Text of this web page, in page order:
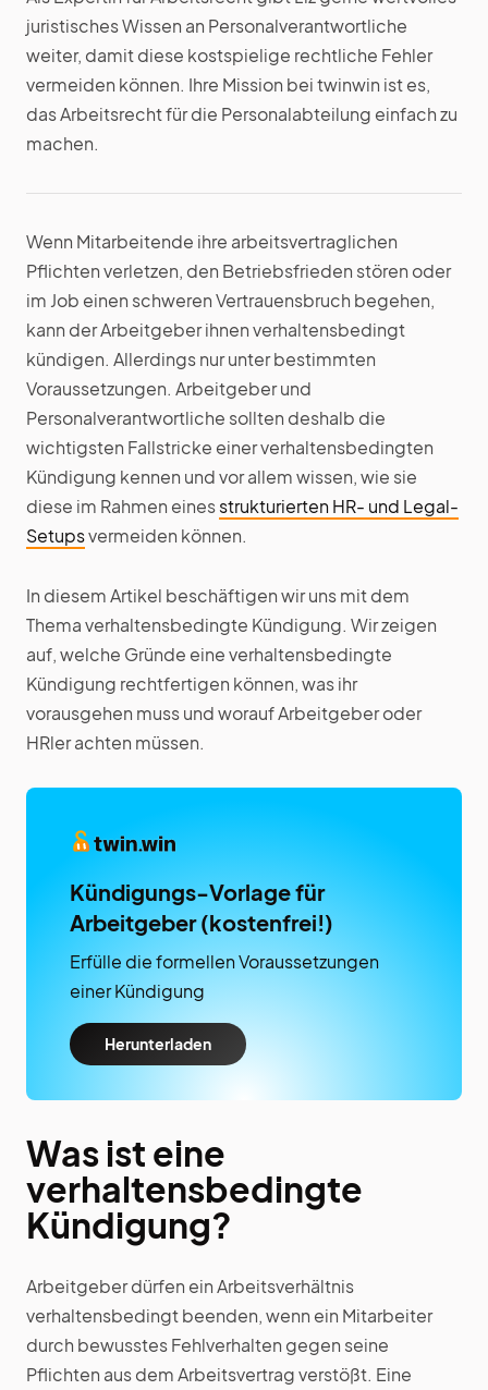
juristisches Wissen an Personalverantwortliche
weiter, damit diese kostspielige rechtliche Fehler
vermeiden können. Ihre Mission bei twinwin ist es,
das Arbeitsrecht für die Personalabteilung einfach zu
machen.
Wenn Mitarbeitende ihre arbeitsvertraglichen
Pflichten verletzen, den Betriebsfrieden stören oder
im Job einen schweren Vertrauensbruch begehen,
kann der Arbeitgeber ihnen verhaltensbedingt
kündigen. Allerdings nur unter bestimmten
Voraussetzungen. Arbeitgeber und
Personalverantwortliche sollten deshalb die
wichtigsten Fallstricke einer verhaltensbedingten
Kündigung kennen und vor allem wissen, wie sie
diese im Rahmen einesstrukturierten HR- und Legal-
Setupsvermeiden können.
In diesem Artikel beschäftigen wir uns mit dem
Thema verhaltensbedingte Kündigung. Wir zeigen
auf, welche Gründe eine verhaltensbedingte
Kündigung rechtfertigen können, was ihr
vorausgehen muss und worauf Arbeitgeber oder
HRler achten müssen.
Kündigungs-Vorlage für
Arbeitgeber (kostenfrei!)
Erfülle die formellen Voraussetzungen
einer Kündigung
Herunterladen
Was ist eine
verhaltensbedingte
Kündigung?
Arbeitgeber dürfen ein Arbeitsverhältnis
verhaltensbedingt beenden, wenn ein Mitarbeiter
durch bewusstes Fehlverhalten gegen seine
Pflichten aus dem Arbeitsvertrag verstößt. Eine